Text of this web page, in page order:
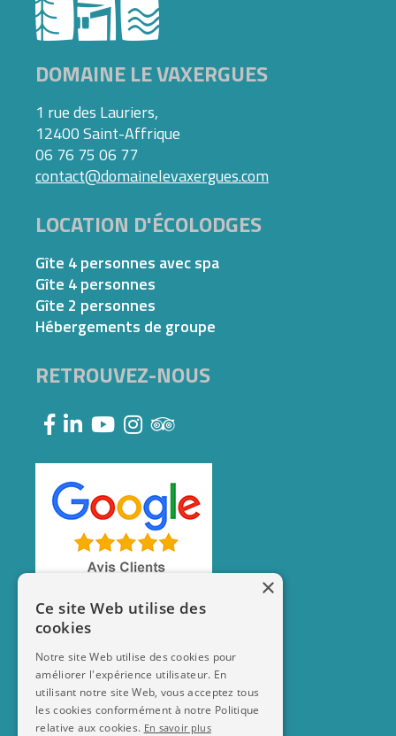
DOMAINE LE VAXERGUES
1 rue des Lauriers,
12400 Saint-Affrique
06 76 75 06 77
contact@domainelevaxergues.com
LOCATION D'ÉCOLODGES
Gîte 4 personnes avec spa
Gîte 4 personnes
Gîte 2 personnes
Hébergements de groupe
RETROUVEZ-NOUS
×
Ce site Web utilise des
cookies
Notre site Web utilise des cookies pour
améliorer l'expérience utilisateur. En
utilisant notre site Web, vous acceptez tous
les cookies conformément à notre Politique
relative aux cookies. En savoir plus